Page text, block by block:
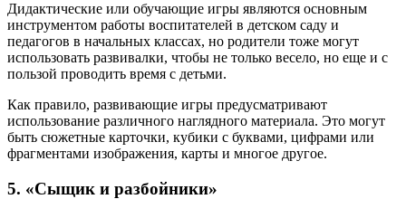
Дидактические или обучающие игры являются основным
инструментом работы воспитателей в детском саду и
педагогов в начальных классах, но родители тоже могут
использовать развивалки, чтобы не только весело, но еще и с
пользой проводить время с детьми.
Как правило, развивающие игры предусматривают
использование различного наглядного материала. Это могут
быть сюжетные карточки, кубики с буквами, цифрами или
фрагментами изображения, карты и многое другое.
5. «Сыщик и разбойники»